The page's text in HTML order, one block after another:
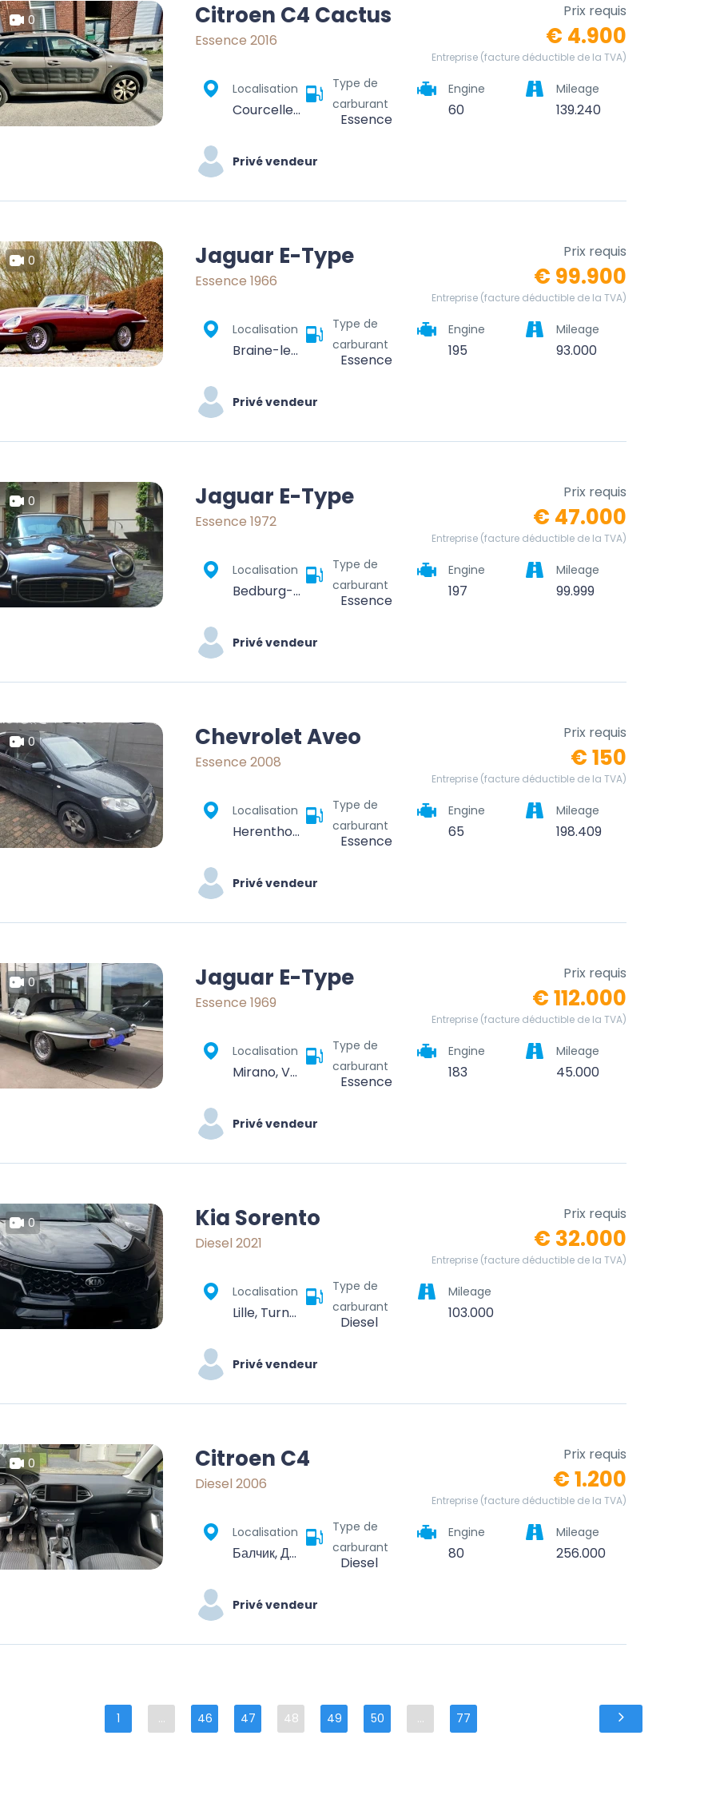
0 Citroen C4 Cactus
Essence 2016
Prix requis
€ 4.900
Entreprise (facture déductible de la TVA)
Localisation
Courcelles, Charleroi, Hainaut, Wallonie, 6180, Belgique
Type de
carburant
Essence
Engine
60
Mileage
139.240
Privé vendeur
0 Jaguar E-Type
Essence 1966
Prix requis
€ 99.900
Entreprise (facture déductible de la TVA)
Localisation
Braine-le-Comte, Soignies, Hainaut, Wallonia, 7090, Belgium
Type de
carburant
Essence
Engine
195
Mileage
93.000
Privé vendeur
0 Jaguar E-Type
Essence 1972
Prix requis
€ 47.000
Entreprise (facture déductible de la TVA)
Localisation
Bedburg-Hau, Kreis Kleve, North Rhine-Westphalia, 47551, Germany
Type de
carburant
Essence
Engine
197
Mileage
99.999
Privé vendeur
0 Chevrolet Aveo
Essence 2008
Prix requis
€ 150
Entreprise (facture déductible de la TVA)
Localisation
Herenthout, Turnhout, Antwerp, Flanders, 2270, Belgium
Type de
carburant
Essence
Engine
65
Mileage
198.409
Privé vendeur
0 Jaguar E-Type
Essence 1969
Prix requis
€ 112.000
Entreprise (facture déductible de la TVA)
Localisation
Mirano, Venezia, Veneto, 30035, Italy
Type de
carburant
Essence
Engine
183
Mileage
45.000
Privé vendeur
0 Kia Sorento
Diesel 2021
Prix requis
€ 32.000
Entreprise (facture déductible de la TVA)
Localisation
Lille, Turnhout, Antwerp, Flanders, 2275, Belgium
Type de
carburant
Diesel
Mileage
103.000
Privé vendeur
0 Citroen C4
Diesel 2006
Prix requis
€ 1.200
Entreprise (facture déductible de la TVA)
Localisation
Балчик, Добрич, България
Type de
carburant
Diesel
Engine
80
Mileage
256.000
Privé vendeur
1 ... 46 47 48 49 50 ... 77